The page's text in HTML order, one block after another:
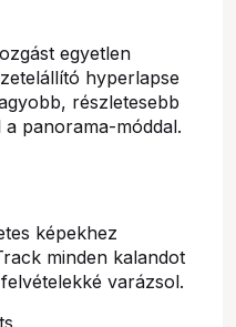
egyetlen
hyperlapse
részletesebb
panorama-móddal.
képekhez
minden kalandot
varázsol.